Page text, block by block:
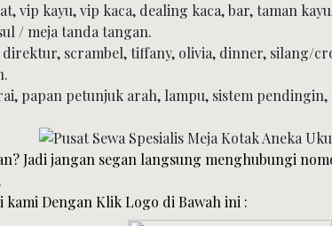
vip kayu, vip kaca, dealing kaca, bar, taman
/ meja tanda tangan.
scrambel, tiffany, olivia, dinner, silang/
papan petunjuk arah, lampu, sistem
Jadi jangan segan langsung menghubungi
kami Dengan Klik Logo di Bawah ini :